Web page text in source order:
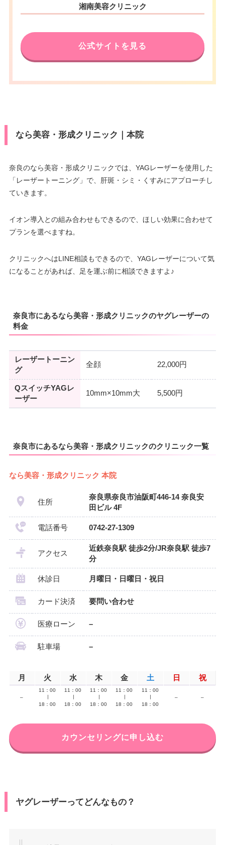
湘南美容クリニック
公式サイトを見る
なら美容・形成クリニック｜本院
奈良のなら美容・形成クリニックでは、YAGレーザーを使用した
「レーザートーニング」で、肝斑・シミ・くすみにアプローチし
ていきます。
イオン導入との組み合わせもできるので、ほしい効果に合わせて
プランを選べますね。
クリニックへはLINE相談もできるので、YAGレーザーについて気
になることがあれば、足を運ぶ前に相談できますよ♪
奈良市にあるなら美容・形成クリニックのヤグレーザーの
料金
レーザートーニン
グ
全顔 22,000円
QスイッチYAGレ
ーザー
10mm×10mm大 5,500円
奈良市にあるなら美容・形成クリニックのクリニック一覧
なら美容・形成クリニック 本院
住所
奈良県奈良市油阪町446-14 奈良安
田ビル 4F
電話番号 0742-27-1309
アクセス
近鉄奈良駅 徒歩2分/JR奈良駅 徒歩7
分
休診日 月曜日・日曜日・祝日
カード決済 要問い合わせ
医療ローン –
駐車場 –
月 火 水 木 金 土 日 祝
–
11：00
18：00
11：00
18：00
11：00
18：00
11：00
18：00
11：00
18：00
– –
カウンセリングに申し込む
ヤグレーザーってどんなもの？